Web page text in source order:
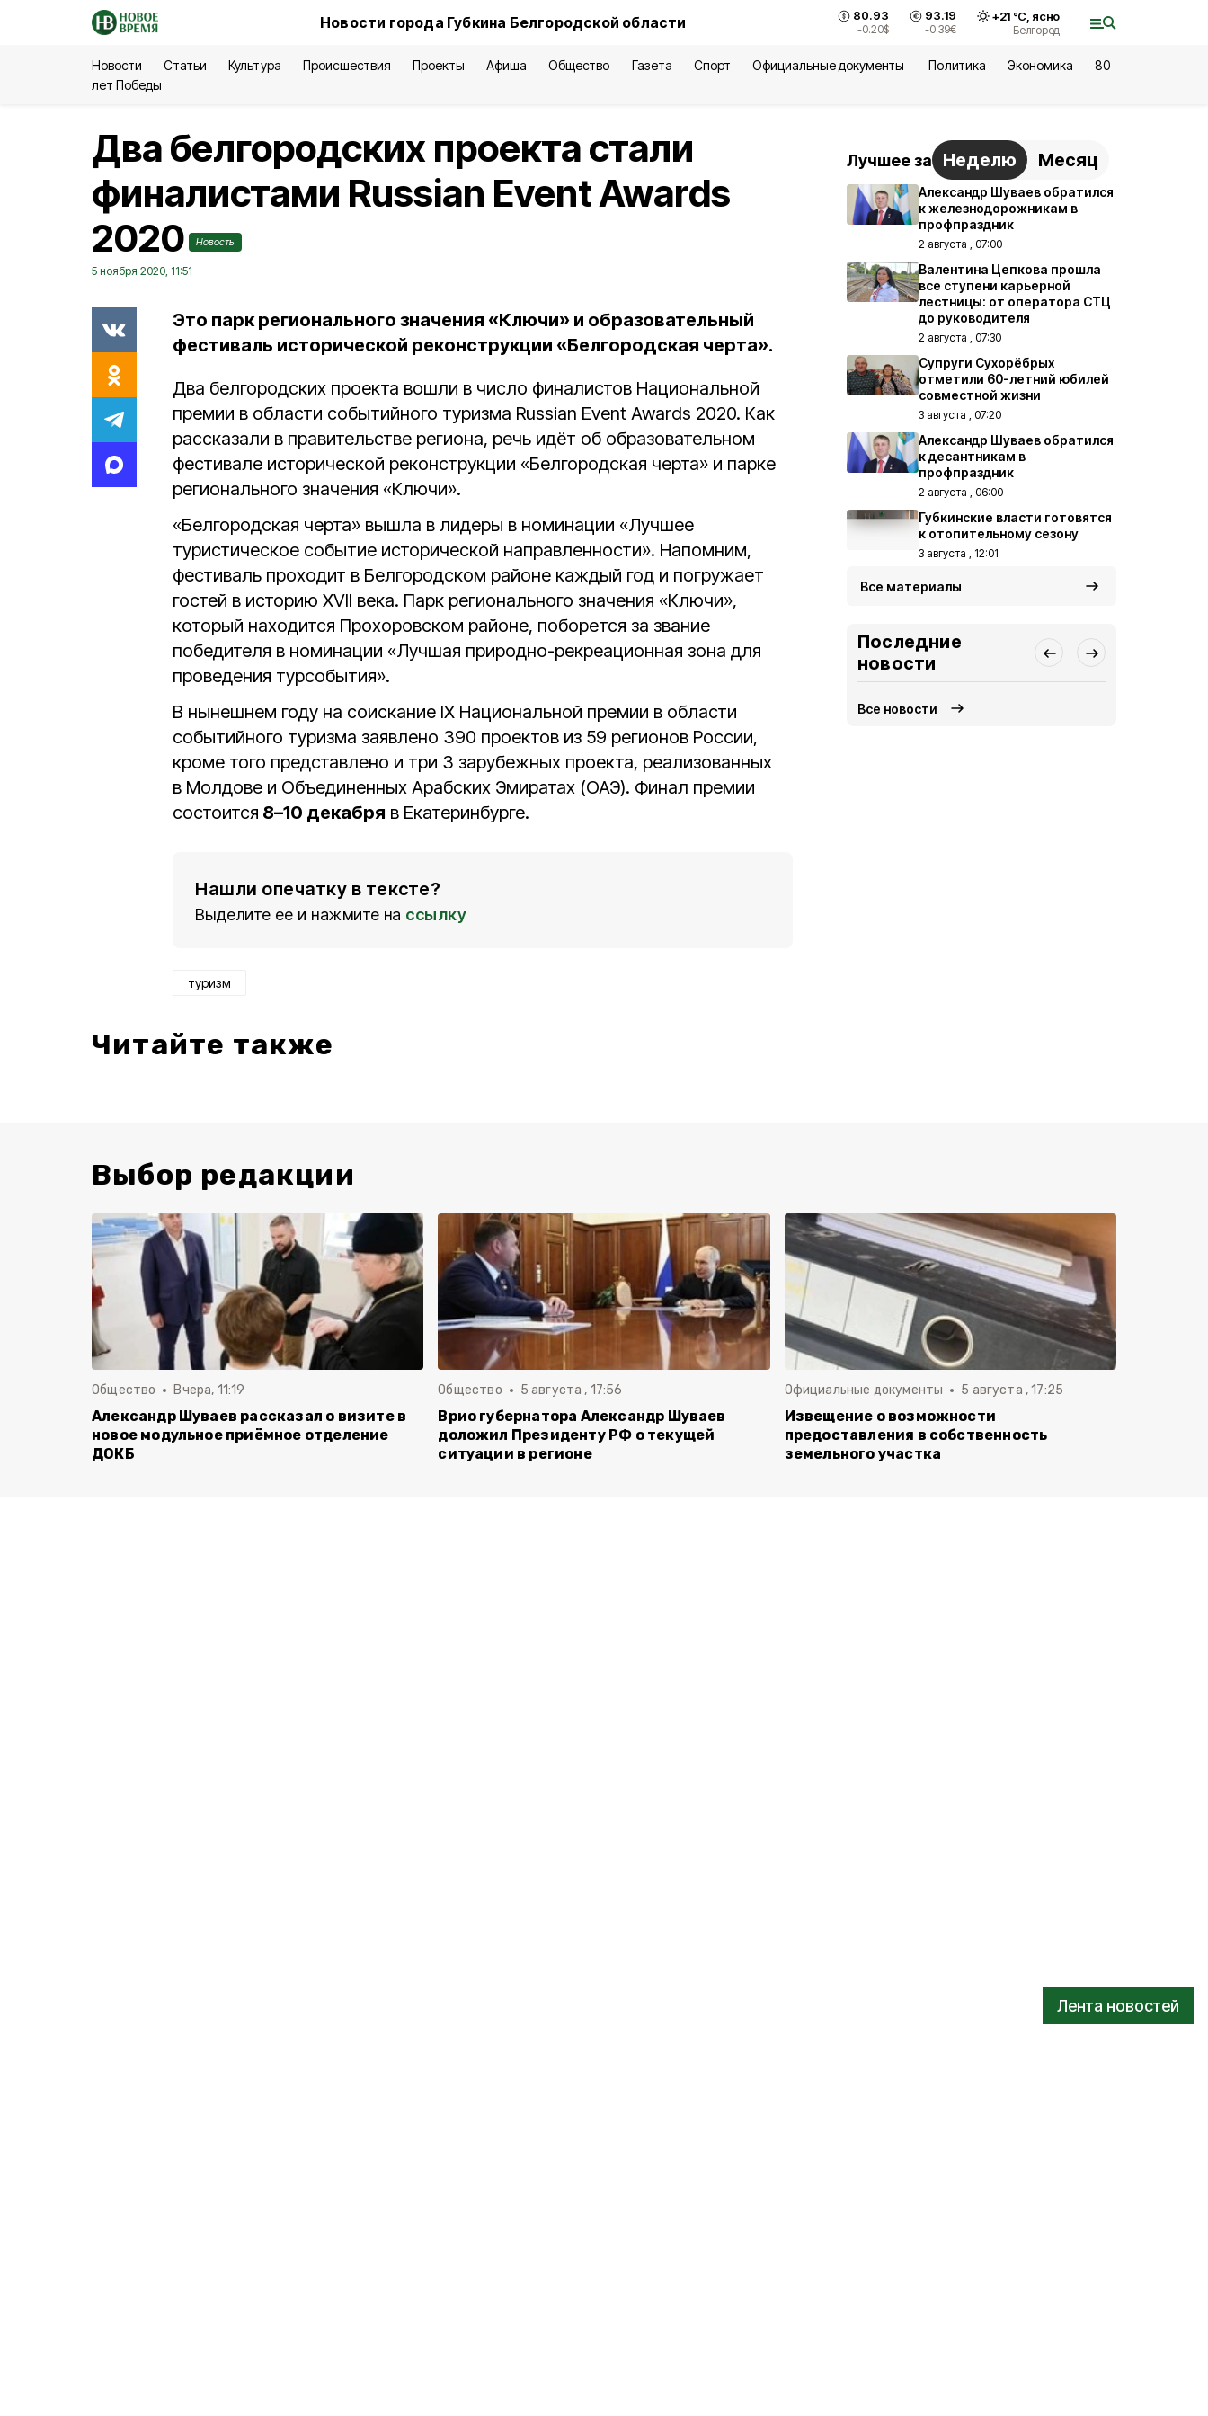
Новости города Губкина Белгородской области 80.93
-0.20$
93.19
-0.39€
+21°С, ясно
Белгород
Новости Статьи Культура Происшествия Проекты Афиша Общество Газета Спорт Официальные документы Политика Экономика
80
лет Победы
Лента новостей
Два белгородских проекта стали
финалистами Russian Event Awards
2020
Новость
5 ноября 2020, 11:51
Это парк регионального значения «Ключи» и образовательный
фестиваль исторической реконструкции «Белгородская черта».
Два белгородских проекта вошли в число финалистов Национальной
премии в области событийного туризма Russian Event Awards 2020. Как
рассказали в правительстве региона, речь идёт об образовательном
фестивале исторической реконструкции «Белгородская черта» и парке
регионального значения «Ключи».
«Белгородская черта» вышла в лидеры в номинации «Лучшее
туристическое событие исторической направленности». Напомним,
фестиваль проходит в Белгородском районе каждый год и погружает
гостей в историю XVII века. Парк регионального значения «Ключи»,
который находится Прохоровском районе, поборется за звание
победителя в номинации «Лучшая природно-рекреационная зона для
проведения турсобытия».
В нынешнем году на соискание IX Национальной премии в области
событийного туризма заявлено 390 проектов из 59 регионов России,
кроме того представлено и три 3 зарубежных проекта, реализованных
в Молдове и Объединенных Арабских Эмиратах (ОАЭ). Финал премии
состоится 8–10 декабря в Екатеринбурге.
Нашли опечатку в тексте?
Выделите ее и нажмите на ссылку
туризм
Читайте также
Лучшее за Неделю Месяц
Александр Шуваев обратился
к железнодорожникам в
профпраздник
2 августа , 07:00
Валентина Цепкова прошла
все ступени карьерной
лестницы: от оператора СТЦ
до руководителя
2 августа , 07:30
Супруги Сухорёбрых
отметили 60-летний юбилей
совместной жизни
3 августа , 07:20
Александр Шуваев обратился
к десантникам в
профпраздник
2 августа , 06:00
Губкинские власти готовятся
к отопительному сезону
3 августа , 12:01
Все материалы
Последние
новости
Все новости
Выбор редакции
Общество Вчера, 11:19
Александр Шуваев рассказал о визите в
новое модульное приёмное отделение
ДОКБ
Общество 5 августа , 17:56
Врио губернатора Александр Шуваев
доложил Президенту РФ о текущей
ситуации в регионе
Официальные документы 5 августа , 17:25
Извещение о возможности
предоставления в собственность
земельного участка